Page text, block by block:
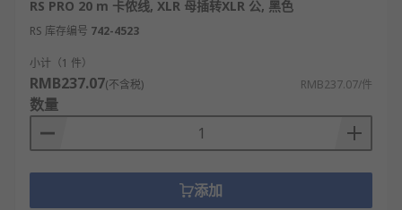
RS PRO 20 m 卡侬线, XLR 母插转XLR 公, 黑色
RS 库存编号 742-4523
小计（1 件）
RMB237.07(不含税) RMB237.07/件
数量
添加